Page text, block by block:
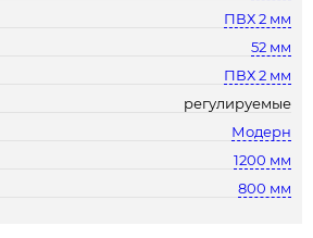
ПВХ 2 мм
52 мм
ПВХ 2 мм
регулируемые
Модерн
1200 мм
800 мм